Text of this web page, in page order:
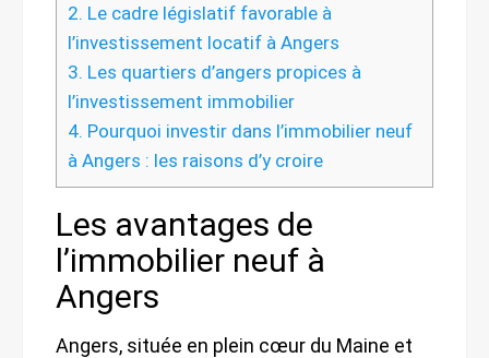
2. Le cadre législatif favorable à
l’investissement locatif à Angers
3. Les quartiers d’angers propices à
l’investissement immobilier
4. Pourquoi investir dans l’immobilier neuf
à Angers : les raisons d’y croire
Les avantages de
l’immobilier neuf à
Angers
Angers, située en plein cœur du Maine et